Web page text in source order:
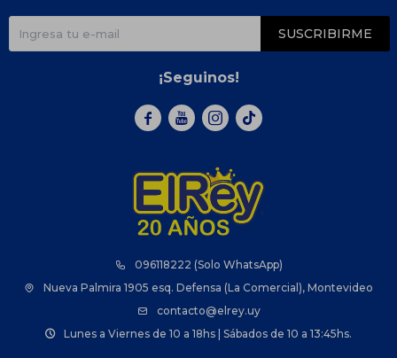
096118222 (Solo WhatsApp)
Nueva Palmira 1905 esq. Defensa (La Comercial), Montevideo
contacto@elrey.uy
Lunes a Viernes de 10 a 18hs | Sábados de 10 a 13:45hs.
SUSCRIBIRME
¡Seguinos!
  